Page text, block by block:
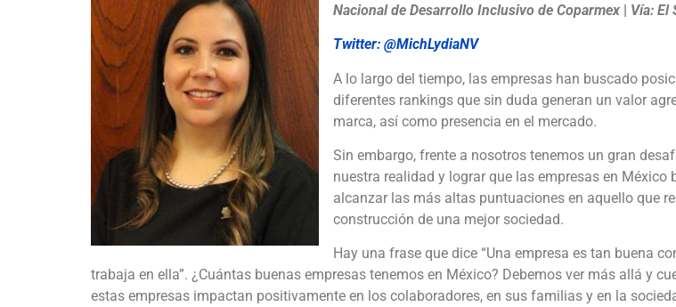
Nacional de Desarrollo Inclusivo de Coparmex | Vía: El
Twitter: @MichLydiaNV
A lo largo del tiempo, las empresas han buscado
diferentes rankings que sin duda generan un valor
marca, así como presencia en el mercado.
Sin embargo, frente a nosotros tenemos un gran
nuestra realidad y lograr que las empresas en México
alcanzar las más altas puntuaciones en aquello que
construcción de una mejor sociedad.
Hay una frase que dice “Una empresa es tan buena
trabaja en ella”. ¿Cuántas buenas empresas tenemos en México? Debemos ver más allá y
estas empresas impactan positivamente en los colaboradores, en sus familias y en la